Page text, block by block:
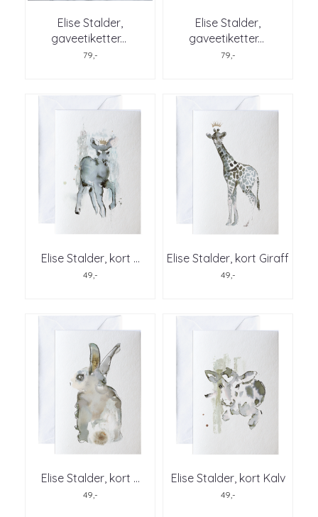
Elise Stalder,
gaveetiketter...
79,-
Elise Stalder,
gaveetiketter...
79,-
Elise Stalder, kort ...
49,-
Elise Stalder, kort Giraff
49,-
Elise Stalder, kort ...
49,-
Elise Stalder, kort Kalv
49,-